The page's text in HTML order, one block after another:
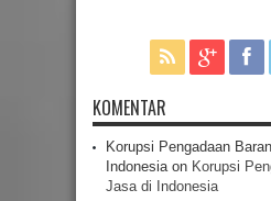
KOMENTAR
Korupsi Pengadaan
Indonesia on Korupsi
Jasa di Indonesia